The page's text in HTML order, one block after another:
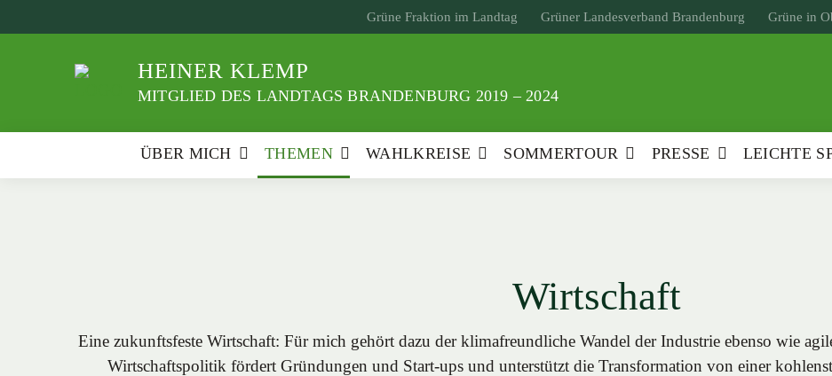
zum
Grüne Fraktion im Landtag Grüner Landesverband Brandenburg Grüne in
HEINER KLEMP
MITGLIED DES LANDTAGS BRANDENBURG 2019 – 2024
ÜBER MICH THEMEN WAHLKREISE SOMMERTOUR PRESSE LEICHTE
Wirtschaft
Eine zukunftsfeste Wirtschaft: Für mich gehört dazu der klimafreundliche Wandel der Industrie ebenso wie
Wirtschaftspolitik fördert Gründungen und Start-ups und unterstützt die Transformation von einer